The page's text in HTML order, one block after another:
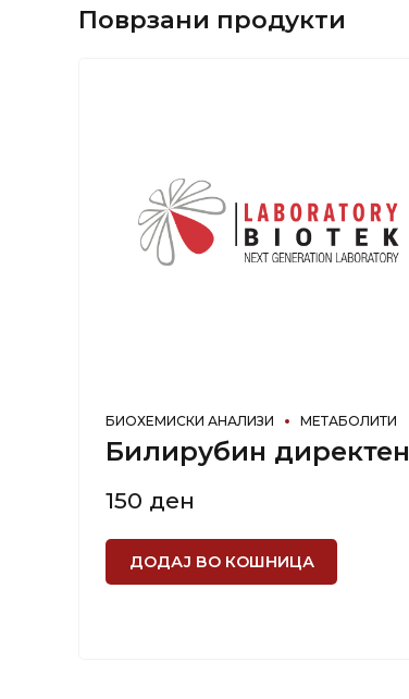
Поврзани продукти
БИОХЕМИСКИ АНАЛИЗИ МЕТАБОЛИТИ
Билирубин директен
150 ден
ДОДАЈ ВО КОШНИЦА